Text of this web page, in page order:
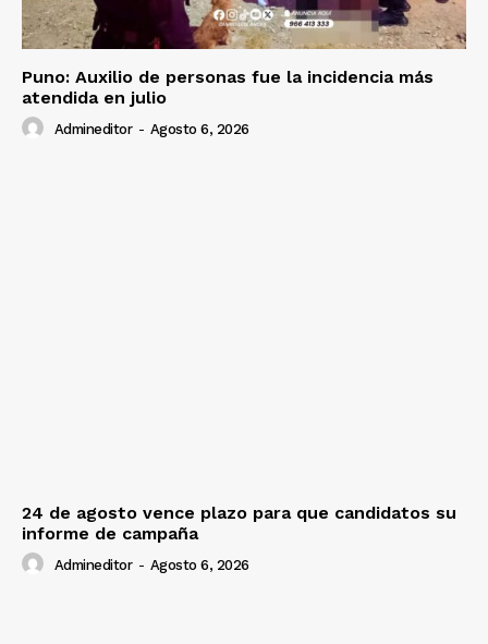
Puno: Auxilio de personas fue la incidencia más
atendida en julio
Admineditor - Agosto 6, 2026
24 de agosto vence plazo para que candidatos su
informe de campaña
Admineditor - Agosto 6, 2026